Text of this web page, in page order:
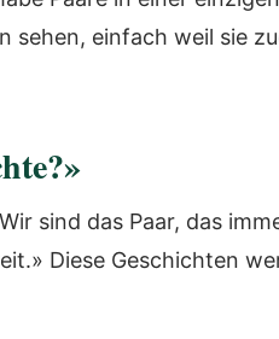
sehen, einfach weil sie
sind das Paar, das
Diese Geschichten